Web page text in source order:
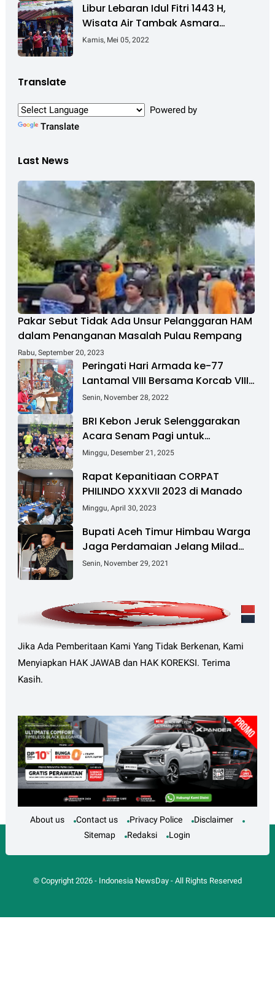
Libur Lebaran Idul Fitri 1443 H,
Wisata Air Tambak Asmara
Kotabaru Dipadati Ribuan
Kamis, Mei 05, 2022
Translate
Powered by
Translate
Last News
Pakar Sebut Tidak Ada Unsur Pelanggaran HAM
dalam Penanganan Masalah Pulau Rempang
Rabu, September 20, 2023
Peringati Hari Armada ke-77
Lantamal VIII Bersama Korcab VIII
DJA II Laksanakan Bakti Sosial
Senin, November 28, 2022
BRI Kebon Jeruk Selenggarakan
Acara Senam Pagi untuk
Tingkatkan Kesehatan dan
Minggu, Desember 21, 2025
Rapat Kepanitiaan CORPAT
PHILINDO XXXVII 2023 di Manado
Minggu, April 30, 2023
Bupati Aceh Timur Himbau Warga
Jaga Perdamaian Jelang Milad
GAM Ke-45
Senin, November 29, 2021
Jika Ada Pemberitaan Kami Yang Tidak Berkenan, Kami
Menyiapkan HAK JAWAB dan HAK KOREKSI. Terima
Kasih.
About us Contact us Privacy Police
Disclaimer
Sitemap
Redaksi Login
© Copyright 2026- Indonesia NewsDay- All Rights Reserved